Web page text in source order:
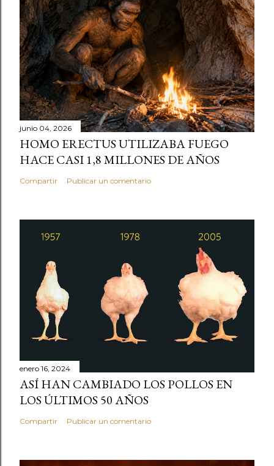
junio 04, 2026
HOMO ERECTUS UTILIZABA FUEGO
HACE CASI 1,8 MILLONES DE AÑOS
Compartir Publicar un comentario
enero 16, 2024
ASÍ HAN CAMBIADO LOS POLLOS EN
LOS ÚLTIMOS 50 AÑOS
Compartir Publicar un comentario